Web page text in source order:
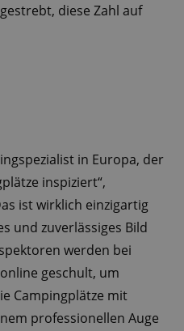
diese Zahl auf
in Europa, der
inspiziert“,
ist wirklich einzigartig
und zuverlässiges Bild
werden bei
geschult, um
Campingplätze mit
professionellen Auge